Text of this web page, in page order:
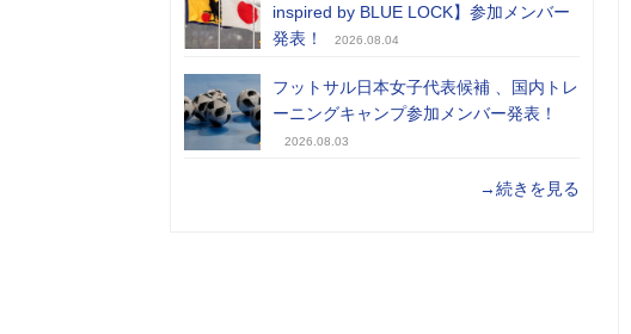
inspired by BLUE LOCK】参加メンバー
発表！
2026.08.04
フットサル日本女子代表候補 、国内トレ
ーニングキャンプ参加メンバー発表！
2026.08.03
→続きを見る